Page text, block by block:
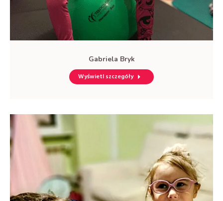
Gabriela Bryk
Wyświetl szczegóły